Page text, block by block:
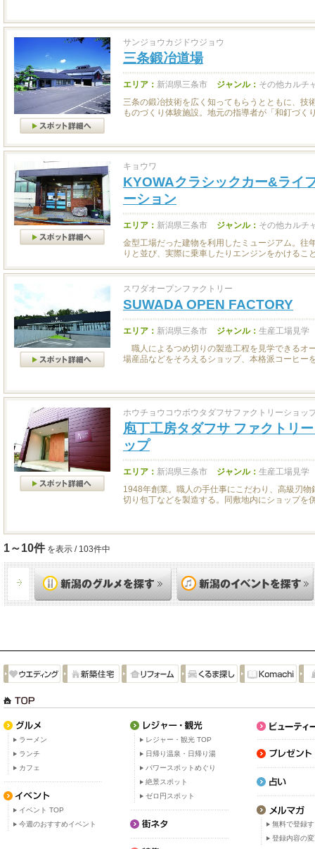
サンジョウカジドウジョウ
三条鍛冶道場
エリア： 新潟県三条市 ジャンル： その他カルチ
三条の鍛冶技術を広く知ってもらうとともに、技
ものづくり体験施設。地元の指導者が「和釘づく
キョウワ
KYOWAクラシックカー&ライ
ーション
エリア： 新潟県三条市 ジャンル： その他カルチ
金型工場だった建物を利用したミュージアム。往
りと並び、実際に乗車したりエンジンをかけるこ
スワダオープンファクトリー
SUWADA OPEN FACTORY
エリア： 新潟県三条市 ジャンル： 生産工場見学
職人によるつめ切りの製造工程を見学できるオ
場産品などをそろえるショップ、本格派コーヒー
ホウチョウコウボウタダフサファクトリーショッ
庖丁工房タダフサ ファクトリ
ップ
エリア： 新潟県三条市 ジャンル： 生産工場見学
1948年創業。職人の手仕事にこだわり、高級刃
切り包丁などを製造する。同敷地内にショップを
1～10件 を表示 / 103件中
ラーメン
ランチ
カフェ
イベント TOP
今週のおすすめイベント
レジャー・観光 TOP
日帰り温泉・日帰り湯
パワースポットめぐり
絶景スポット
ゼロ円スポット
無料で登録
登録内容の